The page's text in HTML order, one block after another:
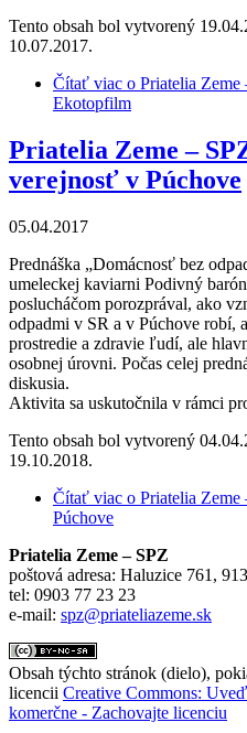
Tento obsah bol vytvorený
10.07.2017.
Čítať viac o Priatelia
Ekotopfilm
Priatelia Zeme –
verejnosť v Púchove
05.04.2017
Prednáška „Domácnosť bez
umeleckej kaviarni Podivný
poslucháčom porozprával, ako
odpadmi v SR a v Púchove robí,
prostredie a zdravie ľudí, ale
osobnej úrovni. Počas celej
diskusia.
Aktivita sa uskutočnila v rámci
Tento obsah bol vytvorený
19.10.2018.
Čítať viac o Priatelia Zeme
Púchove
Priatelia Zeme – SPZ
poštová adresa: Haluzice 761,
tel: 0903 77 23 23
e-mail: spz@priateliazeme.sk
Obsah týchto stránok (dielo),
licencii Creative Commons:
komerčne - Zachovajte licenciu